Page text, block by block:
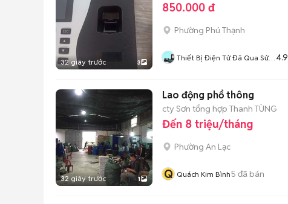
32 giây trước 3
850.000 đ
Phường Phú Thạnh
Thiết Bị Điện Tử Đã Qua Sử
4.9
32 giây trước 1
Lao động phổ thông
cty Sơn tổng hợp Thanh TÙNG
Đến 8 triệu/tháng
Phường An Lạc
Q Quách Kim Bình5 đã bán